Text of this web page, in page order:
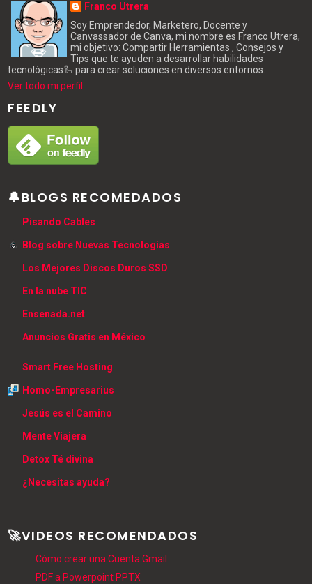
Franco Utrera
Soy Emprendedor, Marketero, Docente y
Canvassador de Canva, mi nombre es Franco Utrera,
mi objetivo: Compartir Herramientas , Consejos y
Tips que te ayuden a desarrollar habilidades
tecnológicas🦾 para crear soluciones en diversos entornos.
Ver todo mi perfil
FEEDLY
🔔BLOGS RECOMEDADOS
Pisando Cables
Blog sobre Nuevas Tecnologías
Los Mejores Discos Duros SSD
En la nube TIC
Ensenada.net
Anuncios Gratis en México
Smart Free Hosting
Homo-Empresarius
Jesús es el Camino
Mente Viajera
Detox Té divina
¿Necesitas ayuda?
🚀VIDEOS RECOMENDADOS
Cómo crear una Cuenta Gmail
PDF a Powerpoint PPTX